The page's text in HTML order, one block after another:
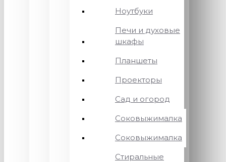
Ноутбуки
Печи и духовые
шкафы
Планшеты
Проекторы
Сад и огород
Соковыжималка
Соковыжималка
Стиральные